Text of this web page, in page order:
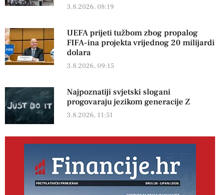
3.8.2026, 08:19
UEFA prijeti tužbom zbog propalog
FIFA-ina projekta vrijednog 20 milijardi
dolara
3.8.2026, 09:15
Najpoznatiji svjetski slogani
progovaraju jezikom generacije Z
3.8.2026, 11:51